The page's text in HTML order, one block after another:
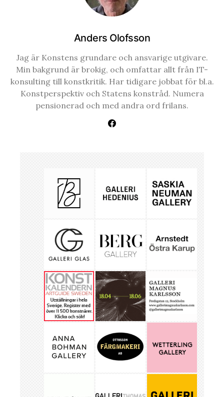
Anders Olofsson
Jag är Konstens grundare och ansvarige utgivare.
Min bakgrund är brokig, och omfattar allt från IT-
konsulting till konstkritik. Har tidigare jobbat för bl.a.
Konstperspektiv och Statens konstråd. Numera
pensionerad och med andra ord frilans.